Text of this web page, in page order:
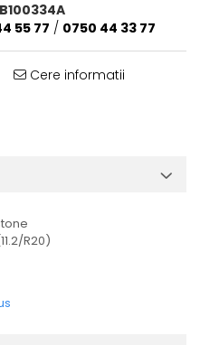
B100334A
55 77 / 0750 44 33 77
Cere informatii
R20)